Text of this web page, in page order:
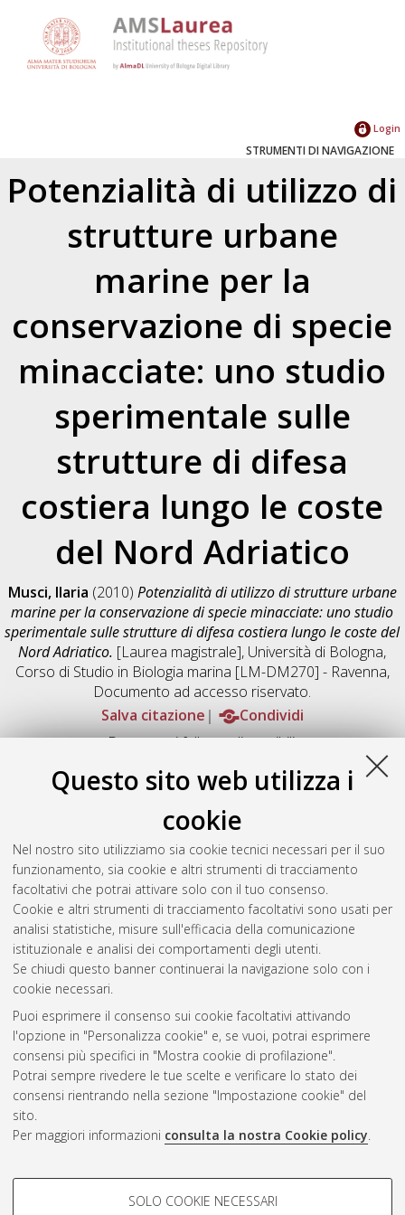
Questo sito web utilizza i
cookie
Nel nostro sito utilizziamo sia cookie tecnici necessari per il suo
funzionamento, sia cookie e altri strumenti di tracciamento
facoltativi che potrai attivare solo con il tuo consenso.
Cookie e altri strumenti di tracciamento facoltativi sono usati per
analisi statistiche, misure sull'efficacia della comunicazione
istituzionale e analisi dei comportamenti degli utenti.
Se chiudi questo banner continuerai la navigazione solo con i
cookie necessari.
Puoi esprimere il consenso sui cookie facoltativi attivando
l'opzione in "Personalizza cookie" e, se vuoi, potrai esprimere
consensi più specifici in "Mostra cookie di profilazione".
Potrai sempre rivedere le tue scelte e verificare lo stato dei
consensi rientrando nella sezione "Impostazione cookie" del
sito.
Per maggiori informazioni consulta la nostra Cookie policy.
COOKIE DI PROFILAZIONE -
SOLO COOKIE NECESSARI
Login
STRUMENTI DI NAVIGAZIONE
Potenzialità di utilizzo di
strutture urbane
marine per la
conservazione di specie
minacciate: uno studio
sperimentale sulle
strutture di difesa
costiera lungo le coste
del Nord Adriatico
Musci, Ilaria (2010) Potenzialità di utilizzo di strutture urbane
marine per la conservazione di specie minacciate: uno studio
sperimentale sulle strutture di difesa costiera lungo le coste del
Nord Adriatico. [Laurea magistrale], Università di Bologna,
Corso di Studio in Biologia marina [LM-DM270] - Ravenna,
Documento ad accesso riservato.
Salva citazione
Condividi
Documenti full-text disponibili:
Documento PDF
Full-text non accessibile
Download (6MB) |
Abstract
Altri metadati
Gestione del documento:
Atom
Rss 1.0
Rss 2.0
AMS Laurea
Impostazioni Cookie
Informativa sulla privacy